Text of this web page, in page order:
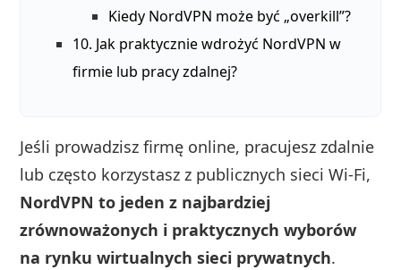
Kiedy NordVPN może być „overkill”?
10. Jak praktycznie wdrożyć NordVPN w
firmie lub pracy zdalnej?
Jeśli prowadzisz firmę online, pracujesz zdalnie
lub często korzystasz z publicznych sieci Wi‑Fi,
NordVPN to jeden z najbardziej
zrównoważonych i praktycznych wyborów
na rynku wirtualnych sieci prywatnych.